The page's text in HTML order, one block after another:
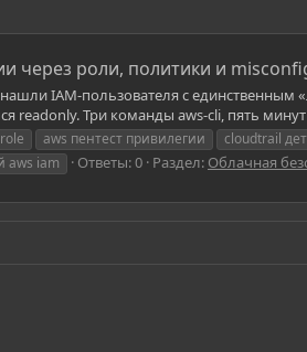
через роли, политики и
IAM-пользователя с
readonly. Три команды aws-cli, пять минут
aws пентест привилегии cloudtrail
aws iam Ответы: 0 Раздел: Облачная